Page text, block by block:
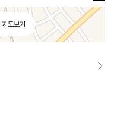
지도보기